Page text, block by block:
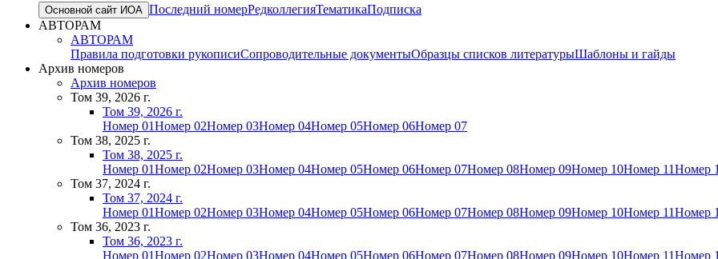
Основной сайт ИОА Последний номерРедколлегияТематикаПодписка
АВТОРАМ
АВТОРАМ
Правила подготовки рукописиСопроводительные документыОбразцы списков литературыШаблоны и гайды
Архив номеров
Архив номеров
Том 39, 2026 г.
Том 39, 2026 г.
Номер 01Номер 02Номер 03Номер 04Номер 05Номер 06Номер 07
Том 38, 2025 г.
Том 38, 2025 г.
Номер 01Номер 02Номер 03Номер 04Номер 05Номер 06Номер 07Номер 08Номер 09Номер 10Номер 11Номер
Том 37, 2024 г.
Том 37, 2024 г.
Номер 01Номер 02Номер 03Номер 04Номер 05Номер 06Номер 07Номер 08Номер 09Номер 10Номер 11Номер
Том 36, 2023 г.
Том 36, 2023 г.
Номер 01Номер 02Номер 03Номер 04Номер 05Номер 06Номер 07Номер 08Номер 09Номер 10Номер 11Номер